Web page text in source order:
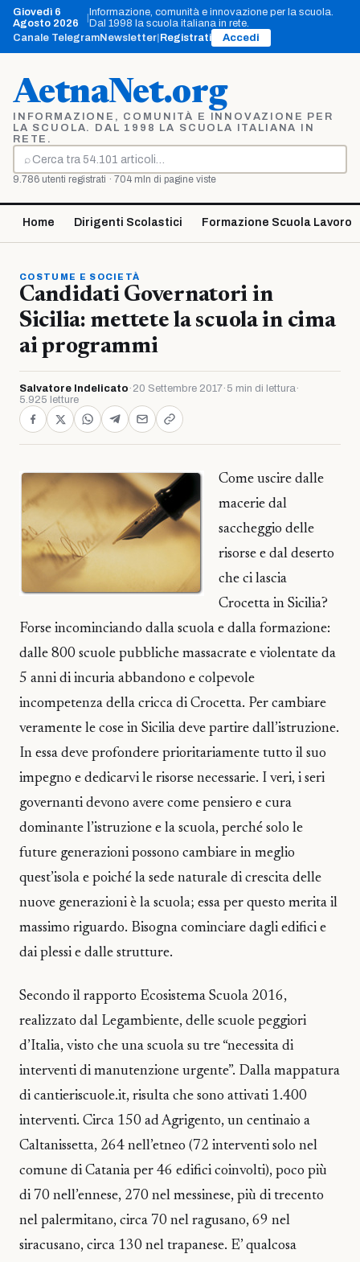
Vai
contenuto
Giovedì 6
Agosto 2026
Informazione, comunità e innovazione per la scuola.
Dal 1998 la scuola italiana in rete.
Canale TelegramNewsletter Registrati Accedi
AetnaNet.org
INFORMAZIONE, COMUNITÀ E INNOVAZIONE PER
LA SCUOLA. DAL 1998 LA SCUOLA ITALIANA IN
RETE.
⌕
Cerca
9.786 utenti registrati · 704 mln di pagine viste
Home Dirigenti Scolastici Formazione Scuola Lavoro
COSTUME E SOCIETÀ
Candidati Governatori in
Sicilia: mettete la scuola in cima
ai programmi
Salvatore Indelicato · 20 Settembre 2017· 5 min di lettura·
5.925 letture
Come uscire dalle
macerie dal
saccheggio delle
risorse e dal deserto
che ci lascia
Crocetta in Sicilia?
Forse incominciando dalla scuola e dalla formazione:
dalle 800 scuole pubbliche massacrate e violentate da
5 anni di incuria abbandono e colpevole
incompetenza della cricca di Crocetta. Per cambiare
veramente le cose in Sicilia deve partire dall’istruzione.
In essa deve profondere prioritariamente tutto il suo
impegno e dedicarvi le risorse necessarie. I veri, i seri
governanti devono avere come pensiero e cura
dominante l’istruzione e la scuola, perché solo le
future generazioni possono cambiare in meglio
quest’isola e poiché la sede naturale di crescita delle
nuove generazioni è la scuola; essa per questo merita il
massimo riguardo. Bisogna cominciare dagli edifici e
dai plessi e dalle strutture.
Secondo il rapporto Ecosistema Scuola 2016,
realizzato dal Legambiente, delle scuole peggiori
d’Italia, visto che una scuola su tre “necessita di
interventi di manutenzione urgente”. Dalla mappatura
di cantieriscuole.it, risulta che sono attivati 1.400
interventi. Circa 150 ad Agrigento, un centinaio a
Caltanissetta, 264 nell’etneo (72 interventi solo nel
comune di Catania per 46 edifici coinvolti), poco più
di 70 nell’ennese, 270 nel messinese, più di trecento
nel palermitano, circa 70 nel ragusano, 69 nel
siracusano, circa 130 nel trapanese. E’ qualcosa